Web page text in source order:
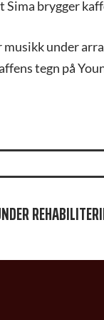
Sima brygger
musikk under
tegn på